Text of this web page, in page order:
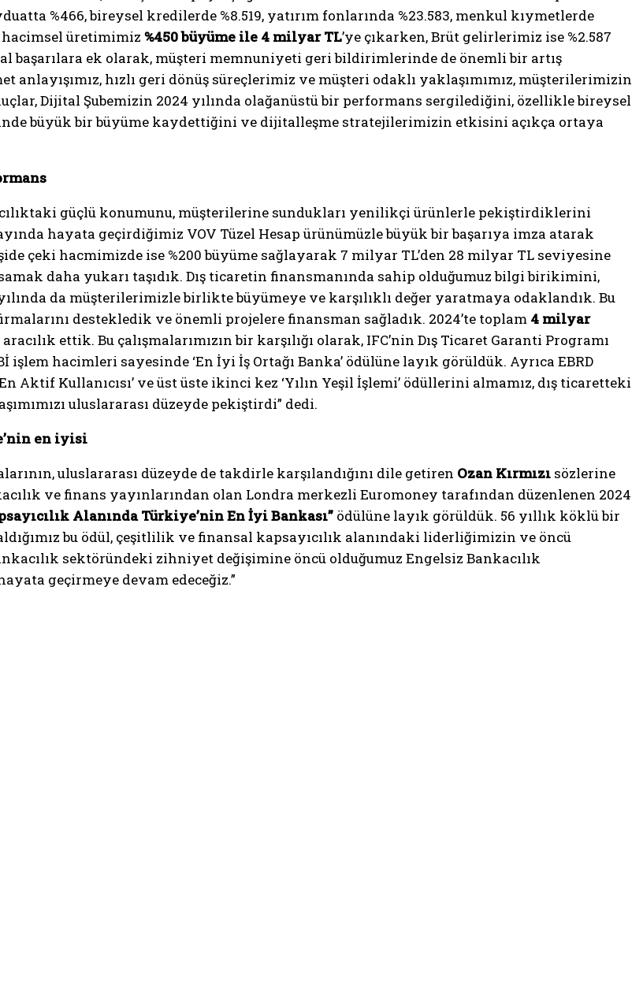
%466, bireysel kredilerde %8.519, yatırım fonlarında %23.583, menkul kıymetlerde
hacimsel üretimimiz %450 büyüme ile 4 milyar TL’ye çıkarken, Brüt gelirlerimiz ise %2.587
başarılara ek olarak, müşteri memnuniyeti geri bildirimlerinde de önemli bir artış
hızlı geri dönüş süreçlerimiz ve müşteri odaklı yaklaşımımız, müşterilerimizin
Dijital Şubemizin 2024 yılında olağanüstü bir performans sergilediğini, özellikle bireysel
büyük bir büyüme kaydettiğini ve dijitalleşme stratejilerimizin etkisini açıkça ortaya
güçlü konumunu, müşterilerine sundukları yenilikçi ürünlerle pekiştirdiklerini
ayında hayata geçirdiğimiz VOV Tüzel Hesap ürünümüzle büyük bir başarıya imza atarak
çeki hacmimizde ise %200 büyüme sağlayarak 7 milyar TL’den 28 milyar TL seviyesine
daha yukarı taşıdık. Dış ticaretin finansmanında sahip olduğumuz bilgi birikimini,
da müşterilerimizle birlikte büyümeye ve karşılıklı değer yaratmaya odaklandık. Bu
destekledik ve önemli projelere finansman sağladık. 2024’te toplam 4 milyar
ettik. Bu çalışmalarımızın bir karşılığı olarak, IFC’nin Dış Ticaret Garanti Programı
hacimleri sayesinde ‘En İyi İş Ortağı Banka’ ödülüne layık görüldük. Ayrıca EBRD
Aktif Kullanıcısı’ ve üst üste ikinci kez ‘Yılın Yeşil İşlemi’ ödüllerini almamız, dış ticaretteki
uluslararası düzeyde pekiştirdi” dedi.
en iyisi
uluslararası düzeyde de takdirle karşılandığını dile getiren Ozan Kırmızı sözlerine
ve finans yayınlarından olan Londra merkezli Euromoney tarafından düzenlenen 2024
Alanında Türkiye’nin En İyi Bankası” ödülüne layık görüldük. 56 yıllık köklü bir
bu ödül, çeşitlilik ve finansal kapsayıcılık alanındaki liderliğimizin ve öncü
sektöründeki zihniyet değişimine öncü olduğumuz Engelsiz Bankacılık
geçirmeye devam edeceğiz.”